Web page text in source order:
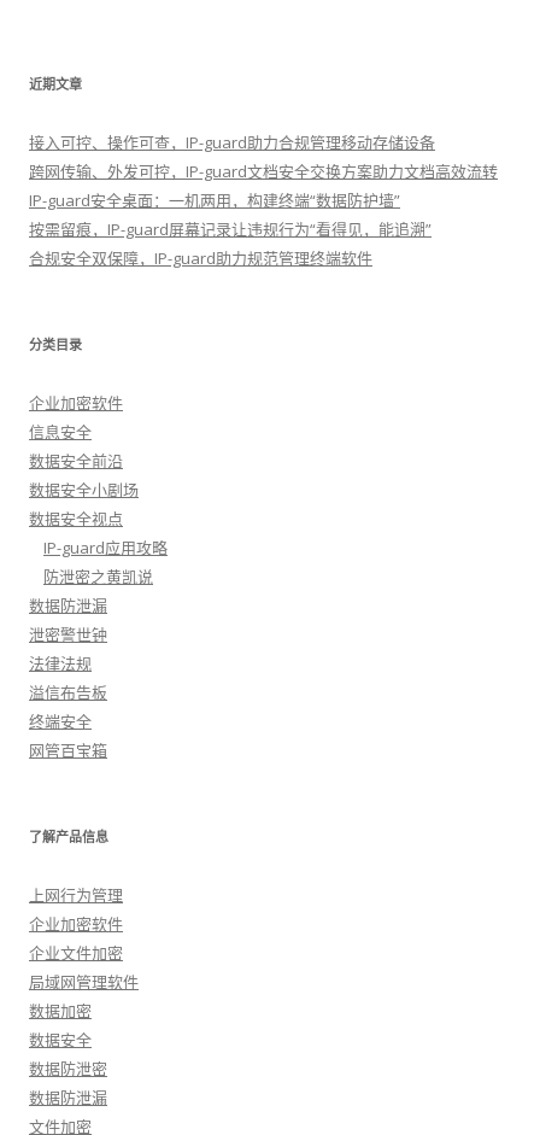
近期文章
接入可控、操作可查，IP-guard助力合规管理移动存储设备
跨网传输、外发可控，IP-guard文档安全交换方案助力文档高效流转
IP-guard安全桌面：一机两用，构建终端“数据防护墙”
按需留痕，IP-guard屏幕记录让违规行为“看得见，能追溯”
合规安全双保障，IP-guard助力规范管理终端软件
分类目录
企业加密软件
信息安全
数据安全前沿
数据安全小剧场
数据安全视点
IP-guard应用攻略
防泄密之黄凯说
数据防泄漏
泄密警世钟
法律法规
溢信布告板
终端安全
网管百宝箱
了解产品信息
上网行为管理
企业加密软件
企业文件加密
局域网管理软件
数据加密
数据安全
数据防泄密
数据防泄漏
文件加密